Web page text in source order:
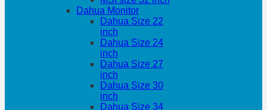
Dahua Monitor
Dahua Size 22
inch
Dahua Size 24
inch
Dahua Size 27
inch
Dahua Size 30
inch
Dahua Size 34